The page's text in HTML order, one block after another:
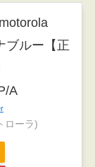
ブルー【正
A
ローラ)